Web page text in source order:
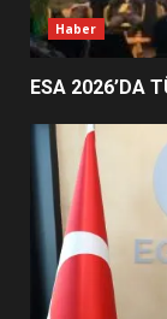
4
5
Haber
ESA 2026’DA